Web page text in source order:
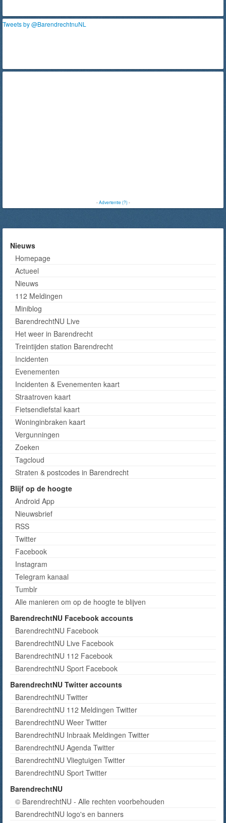
Tweets by @BarendrechtnuNL
-Advertentie (?)-
Nieuws
Homepage
Actueel
Nieuws
112 Meldingen
Miniblog
BarendrechtNU Live
Het weer in Barendrecht
Treintijden station Barendrecht
Incidenten
Evenementen
Incidenten & Evenementen kaart
Straatroven kaart
Fietsendiefstal kaart
Woninginbraken kaart
Vergunningen
Zoeken
Tagcloud
Straten & postcodes in Barendrecht
Blijf op de hoogte
Android App
Nieuwsbrief
RSS
Twitter
Facebook
Instagram
Telegram kanaal
Tumblr
Alle manieren om op de hoogte te blijven
BarendrechtNU Facebook accounts
BarendrechtNU Facebook
BarendrechtNU Live Facebook
BarendrechtNU 112 Facebook
BarendrechtNU Sport Facebook
BarendrechtNU Twitter accounts
BarendrechtNU Twitter
BarendrechtNU 112 Meldingen Twitter
BarendrechtNU Weer Twitter
BarendrechtNU Inbraak Meldingen Twitter
BarendrechtNU Agenda Twitter
BarendrechtNU Vliegtuigen Twitter
BarendrechtNU Sport Twitter
BarendrechtNU
© BarendrechtNU - Alle rechten voorbehouden
BarendrechtNU logo's en banners